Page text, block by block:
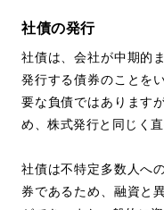
社債の発行
社債は、会社が中期的
発行する債券のことを
要な負債ではあります
め、株式発行と同じく
社債は不特定多数人へ
券であるため、融資と